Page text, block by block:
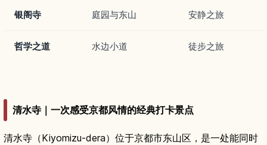
银阁寺 庭园与东山 安静之旅
哲学之道 水边小道 徒步之旅
清水寺｜一次感受京都风情的经典打卡景点
清水寺（Kiyomizu-dera）位于京都市东山区，是一处能同时